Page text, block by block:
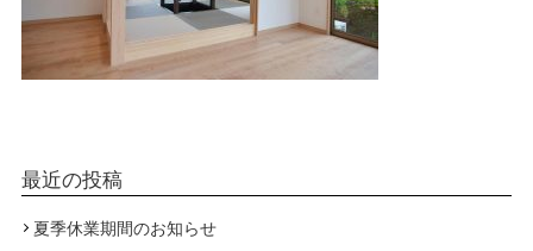
最近の投稿
夏季休業期間のお知らせ